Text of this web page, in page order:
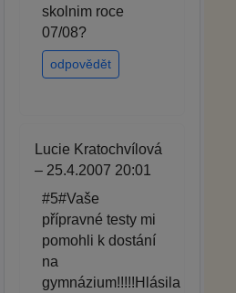
skolnim roce
07/08?
odpovědět
Lucie Kratochvílová
– 25.4.2007 20:01
#5#Vaše
přípravné testy mi
pomohli k dostání
na
gymnázium!!!!!Hlásila